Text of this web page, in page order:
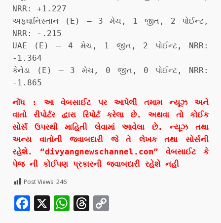
NRR: +1.227
અફઘાનિસ્તાન (E) – 3 મેચ, 1 જીત, 2 પોઈન્ટ,
NRR: -.215
UAE (E) – 4 મેચ, 1 જીત, 2 પોઈન્ટ, NRR:
-1.364
કેનેડા (E) – 3 મેચ, 0 જીત, 0 પોઈન્ટ, NRR:
-1.865
નોંધ : આ વેબસાઈટ પર આપેલી તમામ ન્યૂઝ અને
વાતો રીપોર્ટર દ્વારા રિપોર્ટ કરેલા છે. અથવા તો કોઈક
સોર્સ ઉપરથી માહિતી લેવામાં આવેલા છે. ન્યૂઝ તથા
અન્ય વાતોની જવાબદારી જે તે લેખક તથા સોર્સની
રહેશે. “divyangnewschannel.com” વેબસાઈટ કે
પેજ ની કોઈપણ પ્રકારની જવાબદારી રહેશે નહી
Post Views: 246
Facebook
X WhatsApp
Threads